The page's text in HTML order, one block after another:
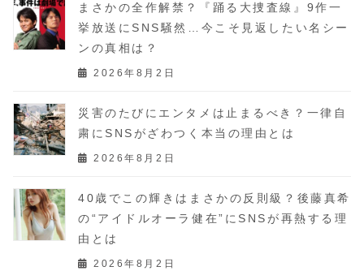
まさかの全作解禁？『踊る大捜査線』9作一
挙放送にSNS騒然…今こそ見返したい名シー
ンの真相は？
2026年8月2日
災害のたびにエンタメは止まるべき？一律自
粛にSNSがざわつく本当の理由とは
2026年8月2日
40歳でこの輝きはまさかの反則級？後藤真希
の“アイドルオーラ健在”にSNSが再熱する理
由とは
2026年8月2日